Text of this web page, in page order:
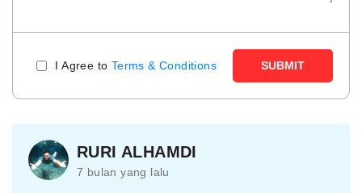
I Agree to Terms & Conditions SUBMIT
RURI ALHAMDI
7 bulan yang lalu